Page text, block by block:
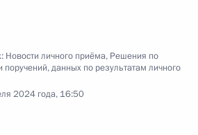
Новости личного приёма, Решения по
данных по результатам личного
2024 года, 16:50